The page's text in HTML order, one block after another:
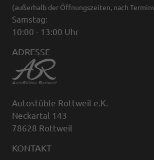
(außerhalb der Öffnungszeiten, nach
Samstag:
10:00 - 13:00 Uhr
ADRESSE
Autostüble Rottweil e.K.
Neckartal 143
78628 Rottweil
KONTAKT